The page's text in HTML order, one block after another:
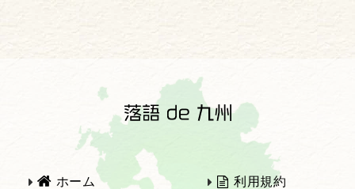
2022年
2021年 2020年
ホーム 利用規約